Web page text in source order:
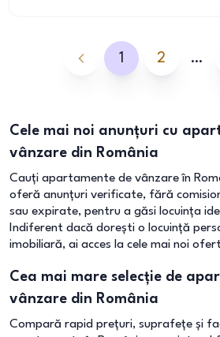
1 2 …
Cele mai noi anunțuri cu
vânzare din România
Cauți apartamente de vânzare în
oferă anunțuri verificate, fără
sau expirate, pentru a găsi locuința
Indiferent dacă dorești o locuință
imobiliară, ai acces la cele mai noi
Cea mai mare selecție de
vânzare din România
Compară rapid prețuri, suprafețe și